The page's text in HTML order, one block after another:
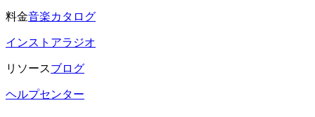
料金音楽カタログ
インストアラジオ
リソースブログ
ヘルプセンター